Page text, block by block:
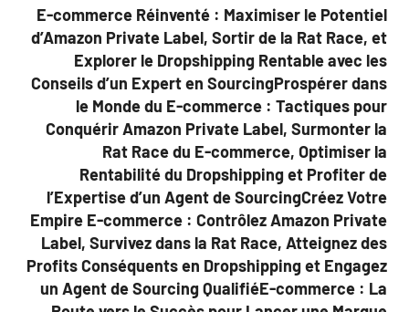
E-commerce Réinventé : Maximiser le Potentiel
d’Amazon Private Label, Sortir de la Rat Race, et
Explorer le Dropshipping Rentable avec les
Conseils d’un Expert en SourcingProspérer dans
le Monde du E-commerce : Tactiques pour
Conquérir Amazon Private Label, Surmonter la
Rat Race du E-commerce, Optimiser la
Rentabilité du Dropshipping et Profiter de
l’Expertise d’un Agent de SourcingCréez Votre
Empire E-commerce : Contrôlez Amazon Private
Label, Survivez dans la Rat Race, Atteignez des
Profits Conséquents en Dropshipping et Engagez
un Agent de Sourcing QualifiéE-commerce : La